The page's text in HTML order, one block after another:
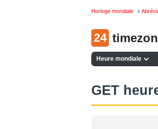
Horloge mondiale
24
Heure mondiale
GET